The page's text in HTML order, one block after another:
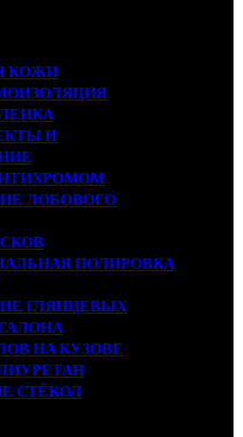
КОЖИ
И
ЛОБОВОГО
ПОЛИРОВКА
ГЛЯНЦЕВЫХ
НА КУЗОВЕ
СТЁКОЛ